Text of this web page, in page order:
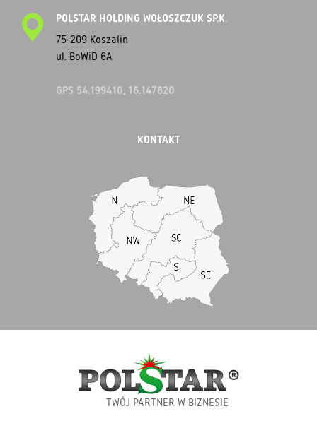
POLSTAR HOLDING WOŁOSZCZUK SP.K.
75-209 Koszalin
ul. BoWiD 6A
GPS 54.199410, 16.147820
KONTAKT
TWÓJ PARTNER W BIZNESIE